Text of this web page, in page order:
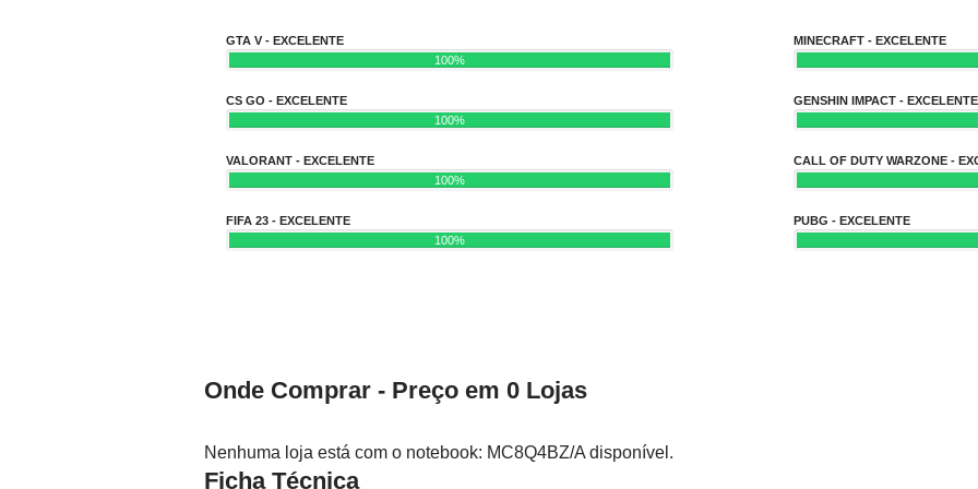
GTA V - EXCELENTE
100%
CS GO - EXCELENTE
100%
VALORANT - EXCELENTE
100%
FIFA 23 - EXCELENTE
100%
MINECRAFT - EXCELENTE
GENSHIN IMPACT - EXCELENTE
CALL OF DUTY WARZONE -
PUBG - EXCELENTE
Onde Comprar - Preço em 0 Lojas
Nenhuma loja está com o notebook: MC8Q4BZ/A disponível.
Ficha Técnica